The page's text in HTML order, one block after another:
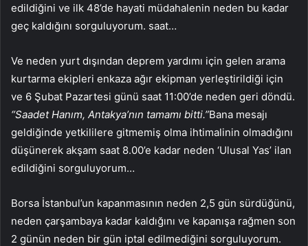
edildiğini ve ilk 48’de hayati müdahalenin neden bu kadar
geç kaldığını sorguluyorum. saat…
Ve neden yurt dışından deprem yardımı için gelen arama
kurtarma ekipleri enkaza ağır ekipman yerleştirildiği için
ve 6 Şubat Pazartesi günü saat 11:00’de neden geri döndü.
“Saadet Hanım, Antakya’nın tamamı bitti.”Bana mesajı
geldiğinde yetkililere gitmemiş olma ihtimalinin olmadığını
düşünerek akşam saat 8.00’e kadar neden ‘Ulusal Yas’ ilan
edildiğini sorguluyorum…
Borsa İstanbul’un kapanmasının neden 2,5 gün sürdüğünü,
neden çarşambaya kadar kaldığını ve kapanışa rağmen son
2 günün neden bir gün iptal edilmediğini sorguluyorum.